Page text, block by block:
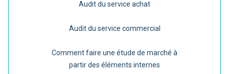
Audit du service achat
Audit du service commercial
Comment faire une étude de marché à
partir des éléments internes